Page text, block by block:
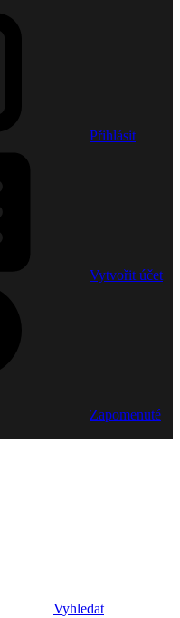
Přihlásit
Vytvořit účet
Zapomenuté
Vyhledat